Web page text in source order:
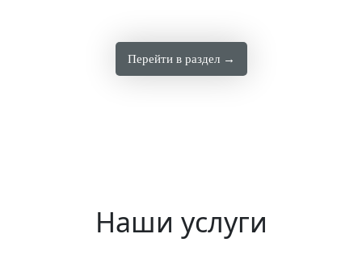
Перейти в раздел →
Наши услуги